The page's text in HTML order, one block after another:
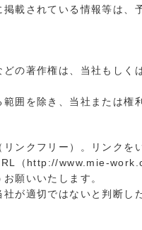
載されている情報等は、
の著作権は、当社もしく
囲を除き、当社または権
ンクフリー）。リンクを
（http://www.mie-
願いいたします。
が適切ではないと判断し